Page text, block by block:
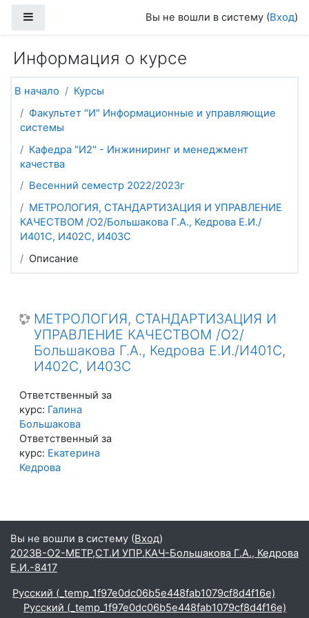
Вы не вошли в систему (Вход)
Информация о курсе
В начало
Курсы
Факультет "И" Информационные и управляющие
системы
Кафедра "И2" - Инжиниринг и менеджмент
качества
Весенний семестр 2022/2023г
МЕТРОЛОГИЯ, СТАНДАРТИЗАЦИЯ И УПРАВЛЕНИЕ
КАЧЕСТВОМ /О2/Большакова Г.А., Кедрова Е.И./
И401С, И402С, И403С
Описание
МЕТРОЛОГИЯ, СТАНДАРТИЗАЦИЯ И
УПРАВЛЕНИЕ КАЧЕСТВОМ /О2/
Большакова Г.А., Кедрова Е.И./И401С,
И402С, И403С
Ответственный за
курс: Галина
Большакова
Ответственный за
курс: Екатерина
Кедрова
Вы не вошли в систему (Вход)
2023В-О2-МЕТР,СТ.И УПР.КАЧ-Большакова Г.А., Кедрова
Е.И.-8417
Русский ‎(_temp_1f97e0dc06b5e448fab1079cf8d4f16e)‎
Русский ‎(_temp_1f97e0dc06b5e448fab1079cf8d4f16e)‎